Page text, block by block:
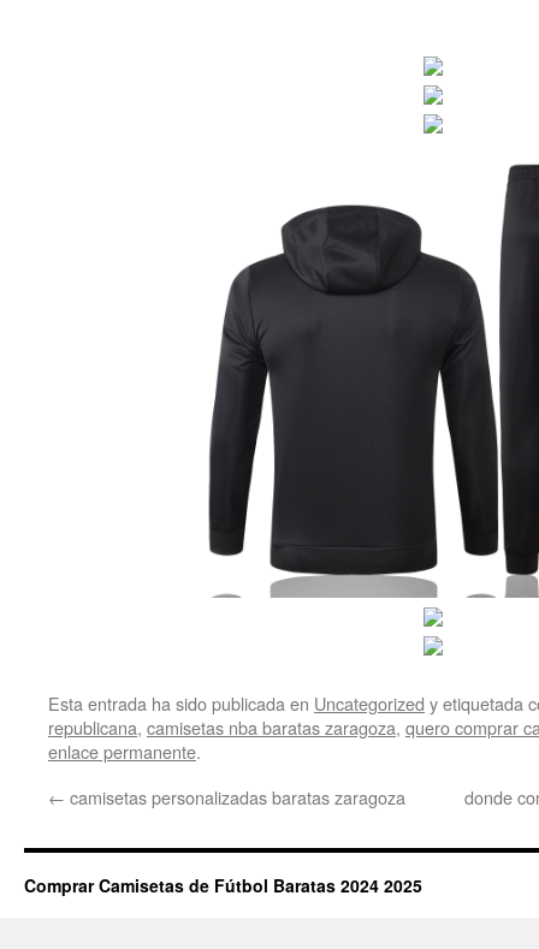
Esta entrada ha sido publicada en Uncategorized y etiquetada
republicana, camisetas nba baratas zaragoza, quero comprar
enlace permanente.
← camisetas personalizadas baratas zaragoza donde
Comprar Camisetas de Fútbol Baratas 2024 2025